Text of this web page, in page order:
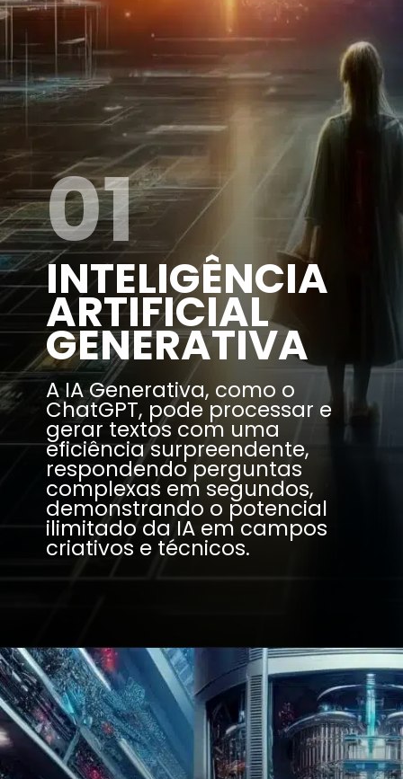
INTELIGÊNCIA
ARTIFICIAL
GENERATIVA
A IA Generativa, como o
ChatGPT, pode processar e
gerar textos com uma
eficiência surpreendente,
respondendo perguntas
complexas em segundos,
demonstrando o potencial
ilimitado da IA em campos
criativos e técnicos.
01